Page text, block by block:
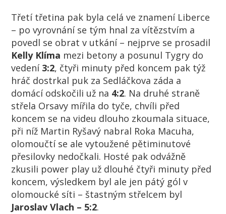
Třetí třetina pak byla celá ve znamení Liberce
– po vyrovnání se tým hnal za vítězstvím a
povedl se obrat v utkání – nejprve se prosadil
Kelly Klíma mezi betony a posunul Tygry do
vedení 3:2, čtyři minuty před koncem pak týž
hráč dostrkal puk za Sedláčkova záda a
domácí odskočili už na 4:2. Na druhé straně
střela Orsavy mířila do tyče, chvíli před
koncem se na videu dlouho zkoumala situace,
při níž Martin Ryšavý nabral Roka Macuha,
olomoučtí se ale vytoužené pětiminutové
přesilovky nedočkali. Hosté pak odvážně
zkusili power play už dlouhé čtyři minuty před
koncem, výsledkem byl ale jen pátý gól v
olomoucké síti – štastným střelcem byl
Jaroslav Vlach – 5:2.